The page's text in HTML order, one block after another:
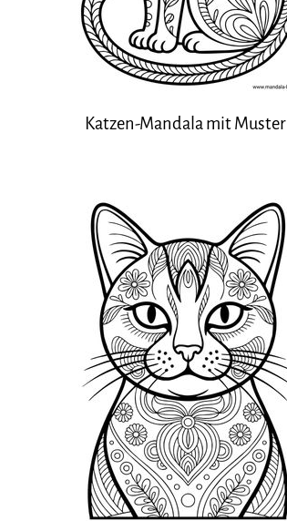
Katzen-Mandala mit Muster